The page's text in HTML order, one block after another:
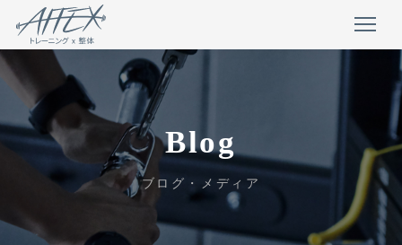
Blog
ブログ・メディア